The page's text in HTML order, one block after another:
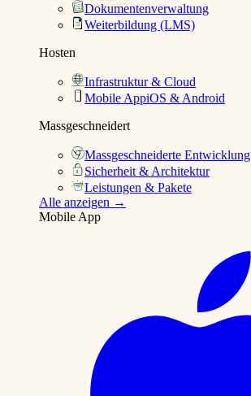
Dokumentenverwaltung
Weiterbildung (LMS)
Hosten
Infrastruktur & Cloud
Mobile AppiOS & Android
Massgeschneidert
Massgeschneiderte Entwicklung
Sicherheit & Architektur
Leistungen & Pakete
Alle anzeigen →
Mobile App